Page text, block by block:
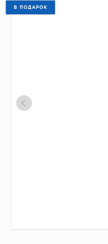
В ПОДАРОК